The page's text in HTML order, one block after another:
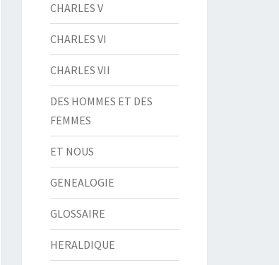
CHARLES V
CHARLES VI
CHARLES VII
DES HOMMES ET DES
FEMMES
ET NOUS
GENEALOGIE
GLOSSAIRE
HERALDIQUE